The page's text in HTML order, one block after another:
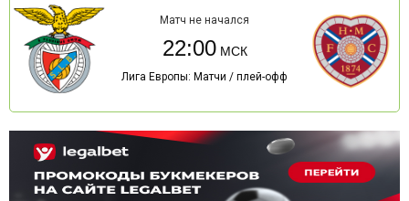
Матч не начался
22:00
Лига Европы: Матчи / плей-офф